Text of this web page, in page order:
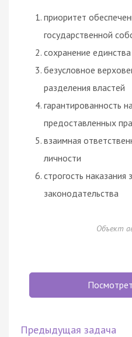
приоритет
государственной
сохранение
безусловное
разделения властей
гарантированность
предоставленных
взаимная
личности
строгость
законодательства
Объект
Предыдущая задача